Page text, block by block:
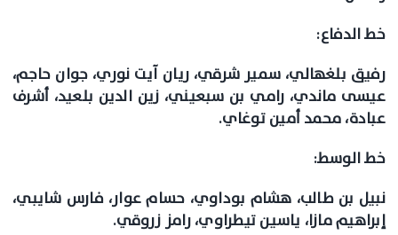
خط الدفاع:
رفيق بلغهالي، سمير شرقي، ريان آيت نوري، جوان حاجم،
عيسى ماندي، رامي بن سبعيني، زين الدين بلعيد، أشرف
عبادة، محمد أمين توغاي.
خط الوسط:
نبيل بن طالب، هشام بوداوي، حسام عوار، فارس شايبي،
إبراهيم مازا، ياسين تيطراوي، رامز زروقي.